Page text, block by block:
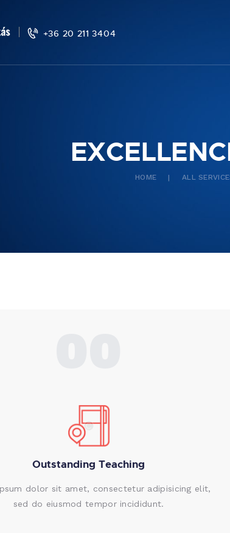
+36 20 211 3404
HOME ALL
Outstanding Teaching
dolor sit amet, consectetur adipisicing elit,
sed do eiusmod tempor incididunt.